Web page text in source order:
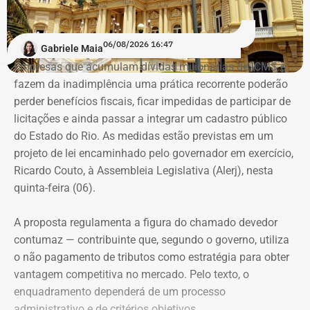
encorajá-las.
“A ideia de dar aulas especificas para mulheres se
defenderem de casos de violência surgiu do encontro
entre a prática do esporte e a observação de uma
demanda real do cotidiano feminino. O principal gatilho
que muitas sentem é a constatação do medo. Por isso, os
treinamentos vão além dos socos. O foco principal é a
consciência situacional e a capacidade de reação rápida
antes mesmo que o contato físico aconteça”, comenta.
Evolução do patrimônio declarado por Fred Pacheco à Justiça Eleitoral
entre 2012 e 2026, em valores nominais e corrigidos pela inflação (IPCA) –
Tabela: Imagem gerada por IA
Apesar da recuperação, o valor ainda está 16,3% abaixo,
Quando a comparação é feita em valores corrigidos pela
inflação, a diferença chega a 30,1%.
Patrimônio de Fred Pacheco é
composto em sua maioria por
Gabriele Maia06/08/2026 16:47
Empresas que acumulam dívidas milionárias de ICMS e
fazem da inadimplência uma prática recorrente poderão
perder benefícios fiscais, ficar impedidas de participar de
licitações e ainda passar a integrar um cadastro público
do Estado do Rio. As medidas estão previstas em um
projeto de lei encaminhado pelo governador em exercício,
Ricardo Couto, à Assembleia Legislativa (Alerj), nesta
quinta-feira (06).
A proposta regulamenta a figura do chamado devedor
contumaz — contribuinte que, segundo o governo, utiliza
o não pagamento de tributos como estratégia para obter
vantagem competitiva no mercado. Pelo texto, o
enquadramento dependerá de um processo